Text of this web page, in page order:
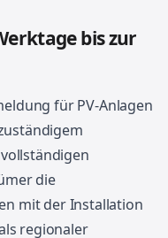
bis zur
für PV-Anlagen
die
mit der Installation
regionaler